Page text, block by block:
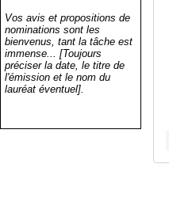
Vos avis et propositions de
nominations sont les
bienvenus, tant la tâche est
immense... [Toujours
préciser la date, le titre de
l'émission et le nom du
lauréat éventuel].